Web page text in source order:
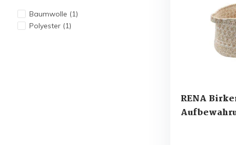
Baumwolle (1)
Polyester (1)
RENA